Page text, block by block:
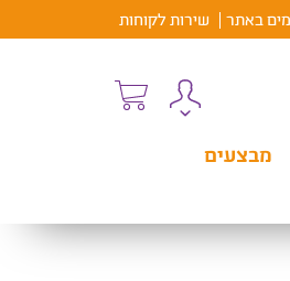
באתר שירות לקוחות
מבצעים